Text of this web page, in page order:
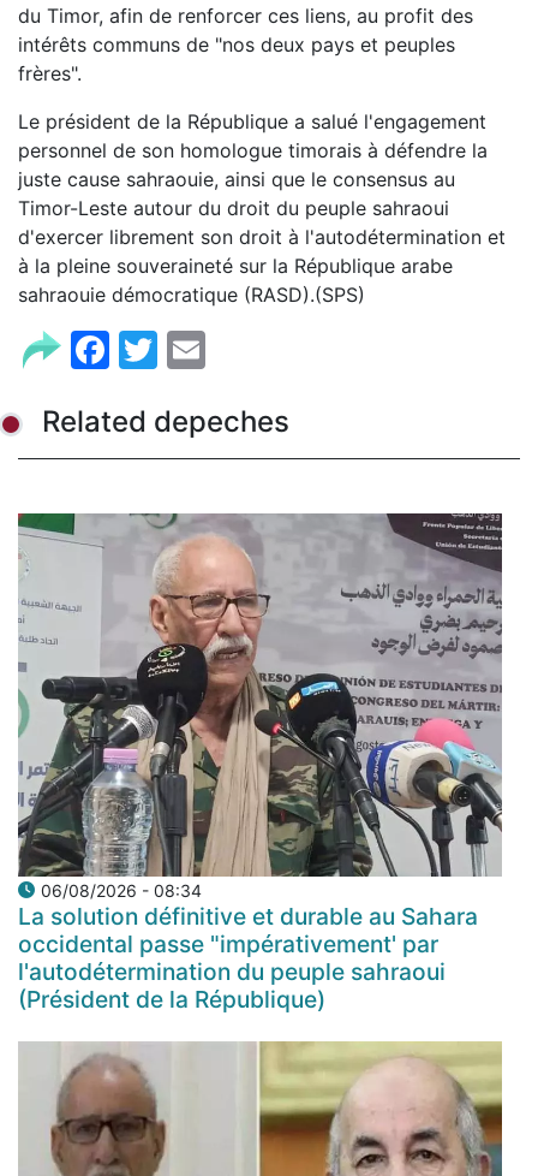
du Timor, afin de renforcer ces liens, au profit des
intérêts communs de "nos deux pays et peuples
frères".
Le président de la République a salué l'engagement
personnel de son homologue timorais à défendre la
juste cause sahraouie, ainsi que le consensus au
Timor-Leste autour du droit du peuple sahraoui
d'exercer librement son droit à l'autodétermination et
à la pleine souveraineté sur la République arabe
sahraouie démocratique (RASD).(SPS)
Facebook
Twitter
Related depeches
06/08/2026 - 08:34
La solution définitive et durable au Sahara
occidental passe "impérativement' par
l'autodétermination du peuple sahraoui
(Président de la République)